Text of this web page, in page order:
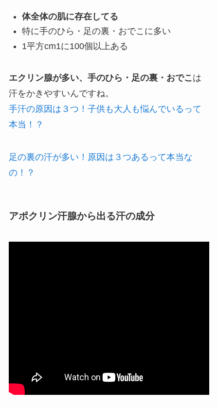
体全体の肌に存在してる
特に手のひら・足の裏・おでこに多い
1平方cm1に100個以上ある
エクリン腺が多い、手のひら・足の裏・おでこ は
汗をかきやすいんですね。
手汗の原因は３つ！子供も大人も悩んでいるって
本当！？
足の裏の汗が多い！原因は３つあるって本当な
の！？
アポクリン汗腺から出る汗の成分